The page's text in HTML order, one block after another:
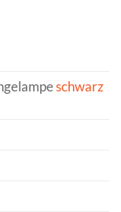
schwarz